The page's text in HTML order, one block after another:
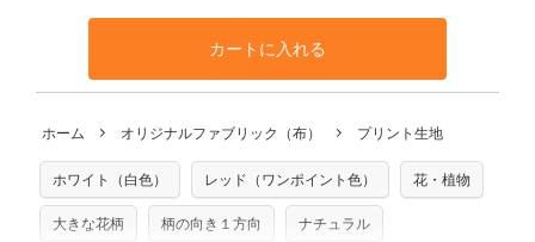
※カットを希望の方は備考欄に「50cmずつカット希望」など
ご記載ください（50cm単位でのカットのみ）
プリント布の仕様についてもっと詳しく見る
生地見本サンプル（無料）を購入する
となります。
※万が一、検品時に不備が見つかった場合は、4～5営業日後
※土日祝は営業日に含まれません。
※配送日のご指定は承れません。出来上がり次第、順次発送
や用尺をお間違えのないようお願いします。思っていた色味
と違う、などの理由での返品は承れません。予めご了承くだ
利用いただけます。「nunocoto fabric使用」といった記載
も不要です。（製品化した際に起こる全ての問題、クレーム
いませんのでご了承ください）
※有料型紙（ホームソーイング型紙シリーズ）および柄がえ
らべるキットに付属された型紙は商用利用できませんのでご
注意ください。型紙自体の転用・販売および型紙を使用して
カートに入れる
ホーム オリジナルファブリック（布） プリント生地
ホワイト（白色） レッド（ワンポイント色） 花・植物
大きな花柄 柄の向き１方向 ナチュラル